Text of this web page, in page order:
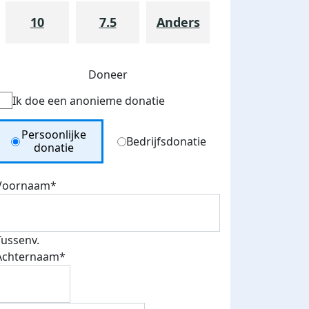
10 7.5 Anders
Doneer
Ik doe een anonieme donatie
Donation Type
Persoonlijke
donatie
Bedrijfsdonatie